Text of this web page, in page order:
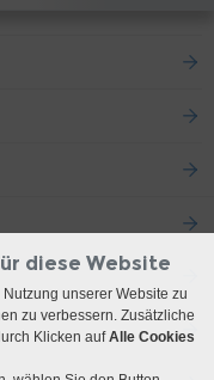
diese Website
unserer Website zu
zu verbessern. Zusätzliche
Klicken aufAlle Cookies